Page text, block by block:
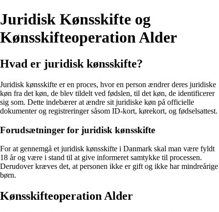
Juridisk Kønsskifte og
Kønsskifteoperation Alder
Hvad er juridisk kønsskifte?
Juridisk kønsskifte er en proces, hvor en person ændrer deres juridiske
køn fra det køn, de blev tildelt ved fødslen, til det køn, de identificerer
sig som. Dette indebærer at ændre sit juridiske køn på officielle
dokumenter og registreringer såsom ID-kort, kørekort, og fødselsattest.
Forudsætninger for juridisk kønsskifte
For at gennemgå et juridisk kønsskifte i Danmark skal man være fyldt
18 år og være i stand til at give informeret samtykke til processen.
Derudover kræves det, at personen ikke er gift og ikke har mindreårige
børn.
Kønsskifteoperation Alder